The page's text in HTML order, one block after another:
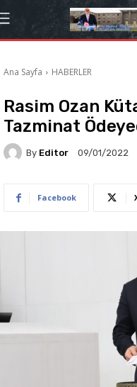
Ana Sayfa HABERLER
Rasim Ozan
Tazminat
By Editor 09/01/2022
Facebook